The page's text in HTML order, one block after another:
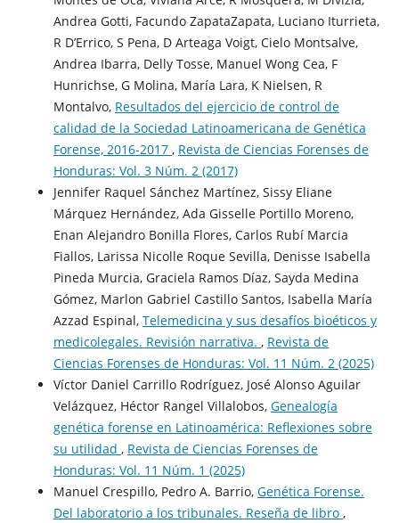
Andrea Gotti, Facundo ZapataZapata, Luciano Iturrieta,
R D’Errico, S Pena, D Arteaga Voigt, Cielo Montsalve,
Andrea Ibarra, Delly Tosse, Manuel Wong Cea, F
Hunrichse, G Molina, María Lara, K Nielsen, R
Montalvo, Resultados del ejercicio de control de
calidad de la Sociedad Latinoamericana de Genética
Forense, 2016-2017 , Revista de Ciencias Forenses de
Honduras: Vol. 3 Núm. 2 (2017)
Jennifer Raquel Sánchez Martínez, Sissy Eliane
Márquez Hernández, Ada Gisselle Portillo Moreno,
Enan Alejandro Bonilla Flores, Carlos Rubí Marcia
Fiallos, Larissa Nicolle Roque Sevilla, Denisse Isabella
Pineda Murcia, Graciela Ramos Díaz, Sayda Medina
Gómez, Marlon Gabriel Castillo Santos, Isabella María
Azzad Espinal, Telemedicina y sus desafíos bioéticos y
medicolegales. Revisión narrativa. , Revista de
Ciencias Forenses de Honduras: Vol. 11 Núm. 2 (2025)
Víctor Daniel Carrillo Rodríguez, José Alonso Aguilar
Velázquez, Héctor Rangel Villalobos, Genealogía
genética forense en Latinoamérica: Reflexiones sobre
su utilidad , Revista de Ciencias Forenses de
Honduras: Vol. 11 Núm. 1 (2025)
Manuel Crespillo, Pedro A. Barrio, Genética Forense.
Del laboratorio a los tribunales. Reseña de libro ,